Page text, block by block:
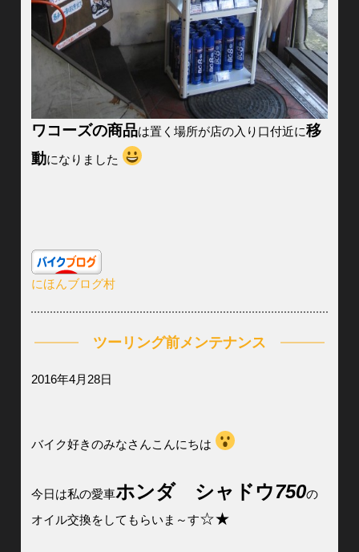
ワコーズの商品は置く場所が店の入り口付近に移
動になりました
にほんブログ村
ツーリング前メンテナンス
2016年4月28日
バイク好きのみなさんこんにちは
今日は私の愛車ホンダ シャドウ750の
オイル交換をしてもらいま～す☆★